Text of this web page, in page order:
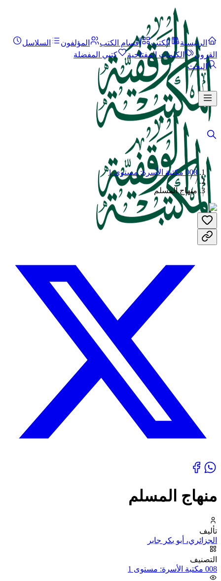
الرئيسية الكتب أقسام الكتب المؤلفون
السلاسل
القرون
الكلمات المفتاحية
كتبي المفضلة
البحث
008 مكتبة الأسرة: مستوى 1
/
منهاج المسلم
منهاج المسلم
تأليف
الجزائري، أبو بكر جابر
التصنيف
008 مكتبة الأسرة: مستوى 1